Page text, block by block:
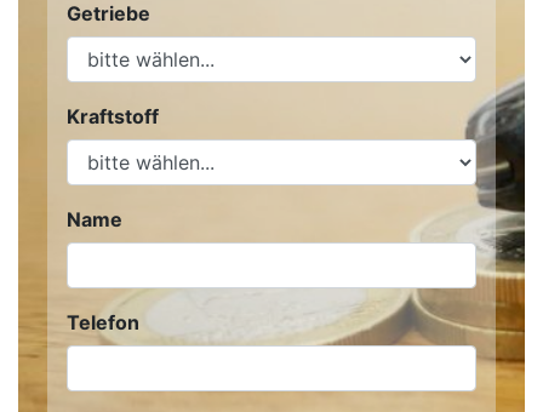
Getriebe
Kraftstoff
Name
Telefon